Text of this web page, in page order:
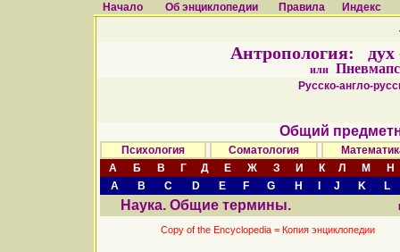
Начало Об энциклопедии Правила Индекс
Антропология: дух
или
Русско-англо-
Общий
Психология Соматология
А
Б В Г Д Е Ж З И К Л М
Н
A
B C D E F G H J K L
Наука. Общие термины.
Copy of the Encyclopedia = Копия энциклопедии